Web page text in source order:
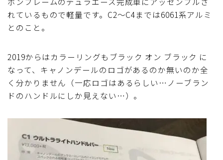
ブルベレポート2018
ブルベレポート2017
ブルベレポート2016
ブルべレポート2014
れているもので軽量です。C2～C4までは6061系アルミ
とのこと。
2019からはカラーリングもブラック オン ブラック に
なって、キャノンデールのロゴがあるのか無いのか全
く分かりません（一応ロゴはあるらしい…ノーブラン
ドのハンドルにしか見えない…）。